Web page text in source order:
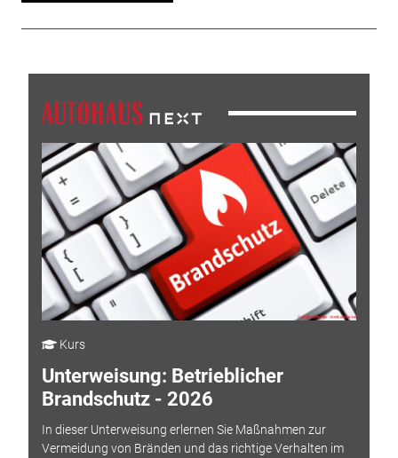
Kurs
Unterweisung: Betrieblicher
Brandschutz - 2026
In dieser Unterweisung erlernen Sie Maßnahmen zur
Vermeidung von Bränden und das richtige Verhalten im